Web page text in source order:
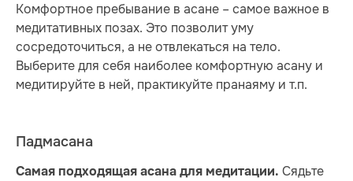
Комфортное пребывание в асане – самое важное в
медитативных позах. Это позволит уму
сосредоточиться, а не отвлекаться на тело.
Выберите для себя наиболее комфортную асану и
медитируйте в ней, практикуйте пранаяму и т.п.
Падмасана
Самая подходящая асана для медитации. Сядьте